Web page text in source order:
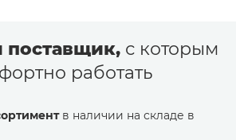
с которым
работать
в наличии на складе в